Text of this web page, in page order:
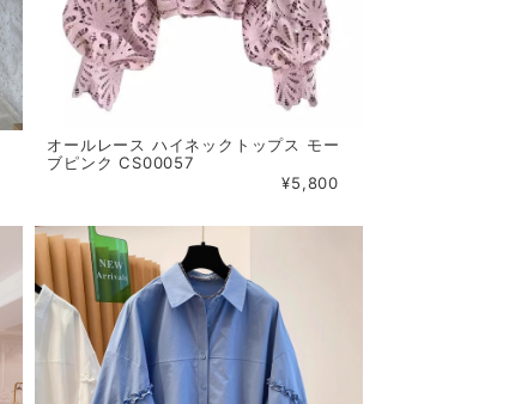
オールレース ハイネックトップス モー
ブピンク CS00057
¥5,800